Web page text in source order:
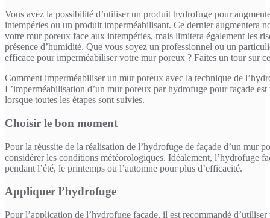
Vous avez la possibilité d’utiliser un produit hydrofuge pour
intempéries ou un produit imperméabilisant. Ce dernier augmentera
votre mur poreux face aux intempéries, mais limitera également les
présence d’humidité. Que vous soyez un professionnel ou un
efficace pour imperméabiliser votre mur poreux ? Faites un tour sur
Comment imperméabiliser un mur poreux avec la technique de
L’imperméabilisation d’un mur poreux par hydrofuge pour façade est
lorsque toutes les étapes sont suivies.
Choisir le bon moment
Pour la réussite de la réalisation de l’hydrofuge de façade d’un mur
considérer les conditions météorologiques. Idéalement, l’hydrofuge
pendant l’été, le printemps ou l’automne pour plus d’efficacité.
Appliquer l’hydrofuge
Pour l’application de l’hydrofuge façade, il est recommandé